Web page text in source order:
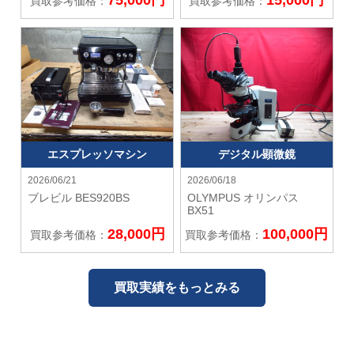
エスプレッソマシン
2026/06/21
ブレビル BES920BS
買取参考価格： 28,000円
デジタル顕微鏡
2026/06/18
OLYMPUS オリンパス
BX51
買取参考価格： 100,000円
買取実績をもっとみる